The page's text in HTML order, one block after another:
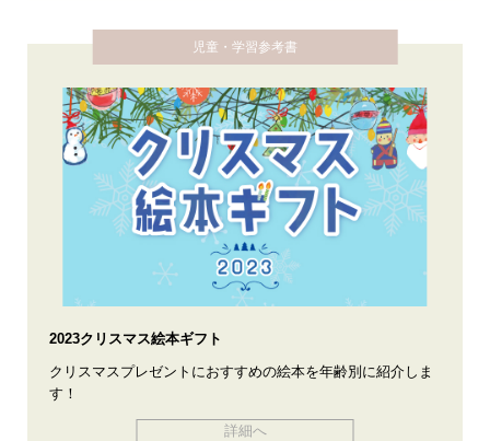
児童・学習参考書
2023クリスマス絵本ギフト
クリスマスプレゼントにおすすめの絵本を年齢別に紹介しま
す！
詳細へ